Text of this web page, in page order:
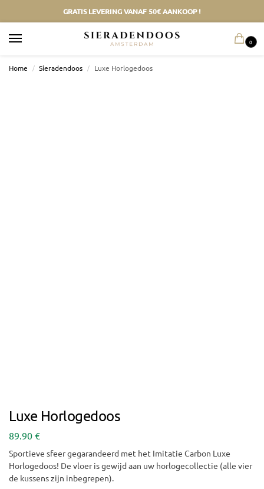
GRATIS LEVERING VANAF 50€ AANKOOP !
0
Home / Sieradendoos / Luxe Horlogedoos
Luxe Horlogedoos
89.90 €
Sportieve sfeer gegarandeerd met het Imitatie Carbon Luxe
Horlogedoos! De vloer is gewijd aan uw horlogecollectie (alle vier
de kussens zijn inbegrepen).